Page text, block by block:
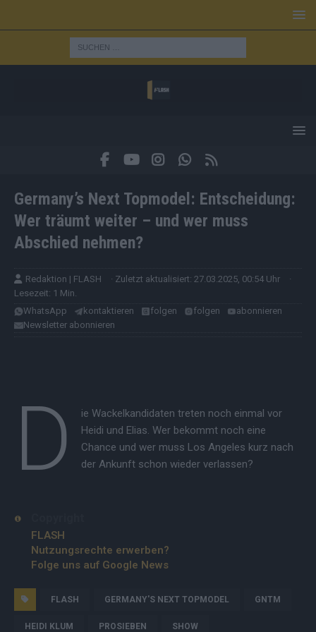
Germany’s Next Topmodel: Entscheidung:
Wer träumt weiter – und wer muss
Abschied nehmen?
Redaktion | FLASH · Zuletzt aktualisiert: 27.03.2025, 00:54 Uhr
·
Lesezeit: 1 Min.
WhatsApp
kontaktieren folgen folgen
abonnieren
Newsletter abonnieren
D
ie Wackelkandidaten treten noch einmal vor
Heidi und Elias. Wer bekommt noch eine
Chance und wer muss Los Angeles kurz nach
der Ankunft schon wieder verlassen?
FLASH
Nutzungsrechte erwerben?
Folge uns auf Google News
FLASH GERMANY'S NEXT TOPMODEL GNTM
HEIDI KLUM PROSIEBEN SHOW